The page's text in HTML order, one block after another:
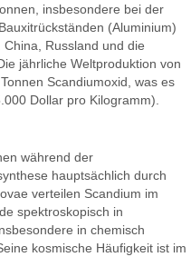
insbesondere bei der
(Aluminium)
Russland und die
jährliche Weltproduktion von
Scandiumoxid, was es
Dollar pro Kilogramm).
während der
hauptsächlich durch
verteilen Scandium im
spektroskopisch in
in chemisch
kosmische Häufigkeit ist im